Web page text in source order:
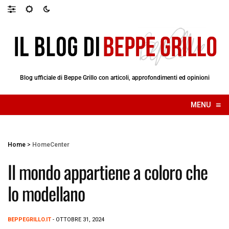
Blog ufficiale di Beppe Grillo con articoli, approfondimenti ed opinioni
MENU ≡
☰
Home > HomeCenter
Il mondo appartiene a coloro che
lo modellano
BEPPEGRILLO.IT - OTTOBRE 31, 2024